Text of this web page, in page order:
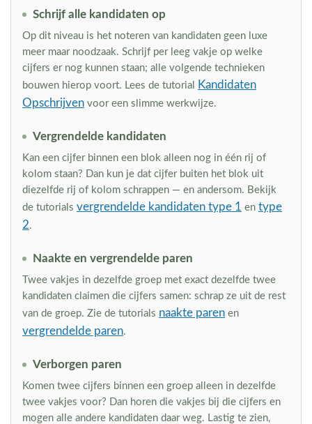
Schrijf alle kandidaten op
Op dit niveau is het noteren van kandidaten geen luxe
meer maar noodzaak. Schrijf per leeg vakje op welke
cijfers er nog kunnen staan; alle volgende technieken
bouwen hierop voort. Lees de tutorial
Kandidaten
Opschrijven voor een slimme werkwijze.
Vergrendelde kandidaten
Kan een cijfer binnen een blok alleen nog in één rij of
kolom staan? Dan kun je dat cijfer buiten het blok uit
diezelfde rij of kolom schrappen — en andersom. Bekijk
de tutorials vergrendelde kandidaten type 1 en type
2.
Naakte en vergrendelde paren
Twee vakjes in dezelfde groep met exact dezelfde twee
kandidaten claimen die cijfers samen: schrap ze uit de rest
van de groep. Zie de tutorials naakte paren en
vergrendelde paren.
Verborgen paren
Komen twee cijfers binnen een groep alleen in dezelfde
twee vakjes voor? Dan horen die vakjes bij die cijfers en
mogen alle andere kandidaten daar weg. Lastig te zien,